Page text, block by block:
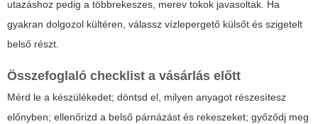
utazáshoz pedig a többrekeszes, merev tokok javasoltak. Ha
gyakran dolgozol kültéren, válassz vízlepergető külsőt és szigetelt
belső részt.
Összefoglaló checklist a vásárlás előtt
Mérd le a készülékedet; döntsd el, milyen anyagot részesítesz
előnyben; ellenőrizd a belső párnázást és rekeszeket; győződj meg